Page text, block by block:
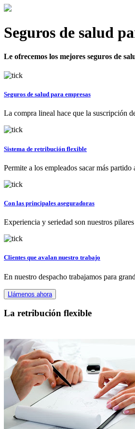
Seguros de salud
Le ofrecemos los mejores seguros de
Seguros de salud para empresas
La compra lineal hace que la suscripción
Sistema de retribución flexible
Permite a los empleados sacar más
Con las principales aseguradoras
Experiencia y seriedad son nuestros
Clientes que avalan nuestro trabajo
En nuestro despacho trabajamos para
Llámenos ahora
La retribución flexible